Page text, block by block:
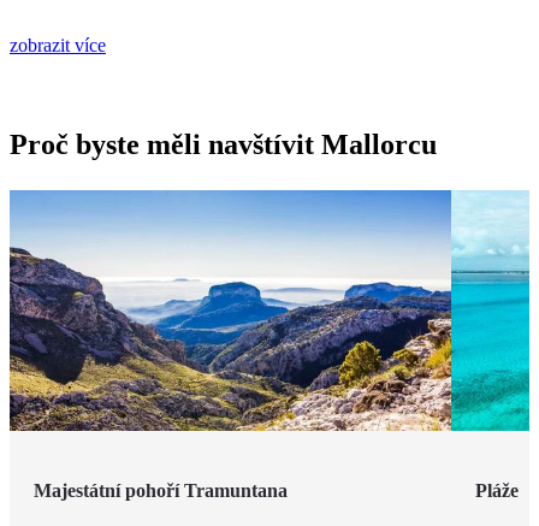
zobrazit více
Proč byste měli navštívit Mallorcu
Majestátní pohoří Tramuntana Pláže